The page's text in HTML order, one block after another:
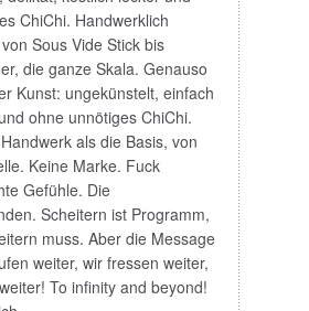
von Sous Vide Stick bis
die ganze Skala. Genauso
Kunst: ungekünstelt, einfach
ohne unnötiges ChiChi.
als die Basis, von
Keine Marke. Fuck
Gefühle. Die
Scheitern ist Programm,
muss. Aber die Message
weiter, wir fressen weiter,
To infinity and beyond!